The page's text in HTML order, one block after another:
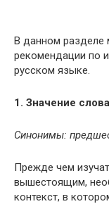
В данном разделе
рекомендации по
русском языке.
1. Значение
Синонимы:
Прежде чем
вышестоящим,
контекст, в